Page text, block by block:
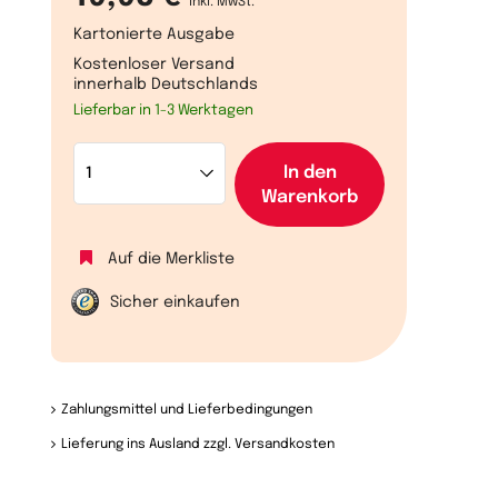
Kartonierte Ausgabe
Kostenloser Versand
innerhalb Deutschlands
Lieferbar in 1-3 Werktagen
In den
Warenkorb
Auf die Merkliste
Sicher einkaufen
Zahlungsmittel und Lieferbedingungen
Lieferung ins Ausland zzgl. Versandkosten